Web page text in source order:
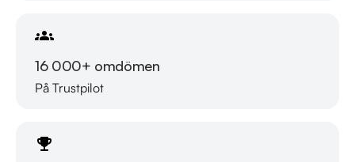
16 000+ omdömen
På Trustpilot